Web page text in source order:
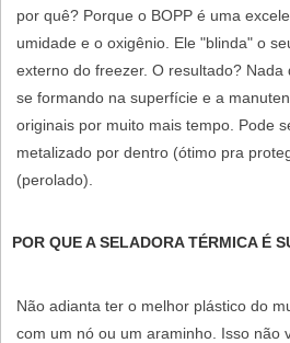
por quê? Porque o BOPP é uma
umidade e o oxigênio. Ele "blinda" o
externo do freezer. O resultado?
se formando na superfície e a
originais por muito mais tempo. Pode
metalizado por dentro (ótimo pra
(perolado).
POR QUE A SELADORA TÉRMICA É
Não adianta ter o melhor plástico do
com um nó ou um araminho. Isso não